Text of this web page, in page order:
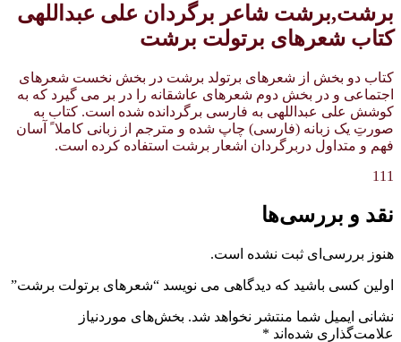
برشت,برشت شاعر برگردان علی عبداللهی
کتاب شعرهای برتولت برشت
کتاب دو بخش از شعرهای برتولد برشت در بخش نخست شعرهای
اجتماعی و در بخش دوم شعرهای عاشقانه را در بر می گیرد که به
کوشش علی عبداللهی به فارسی برگردانده شده است. کتاب به
صورتِ یک زبانه (فارسی) چاپ شده و مترجم از زبانی کاملا ً آسان
فهم و متداول دربرگردان اشعار برشت استفاده کرده است.
111
نقد و بررسی‌ها
هنوز بررسی‌ای ثبت نشده است.
اولین کسی باشید که دیدگاهی می نویسد “شعرهای برتولت برشت”
نشانی ایمیل شما منتشر نخواهد شد. بخش‌های موردنیاز
علامت‌گذاری شده‌اند *